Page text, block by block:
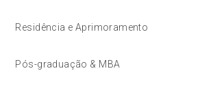
Residência e Aprimoramento
Pós-graduação & MBA